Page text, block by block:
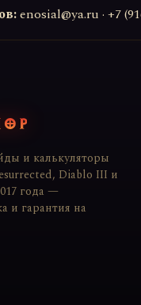
enosial@ya.ru · +7
и калькуляторы
Diablo III и
года —
и гарантия на